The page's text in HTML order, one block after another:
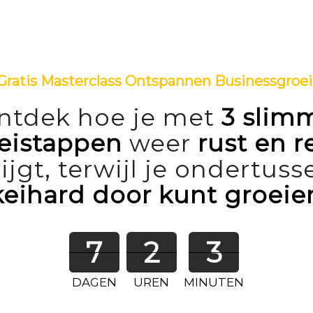
Masterclass Ontspannen Businessgroei
hoe je met3
weer rust en
terwijl je
door kunt
7
DAGEN
2
UREN
3
MINUTEN